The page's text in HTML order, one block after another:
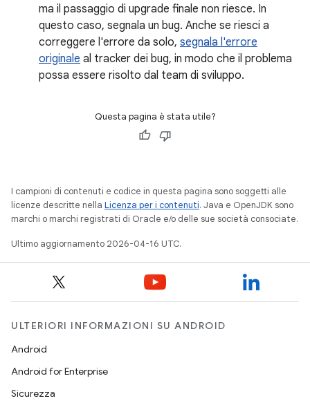
ma il passaggio di upgrade finale non riesce. In
questo caso, segnala un bug. Anche se riesci a
correggere l'errore da solo, segnala l'errore
originale al tracker dei bug, in modo che il problema
possa essere risolto dal team di sviluppo.
Questa pagina è stata utile?
I campioni di contenuti e codice in questa pagina sono soggetti alle
licenze descritte nella Licenza per i contenuti. Java e OpenJDK sono
marchi o marchi registrati di Oracle e/o delle sue società consociate.
Ultimo aggiornamento 2026-04-16 UTC.
ULTERIORI INFORMAZIONI SU ANDROID
Android
Android for Enterprise
Sicurezza